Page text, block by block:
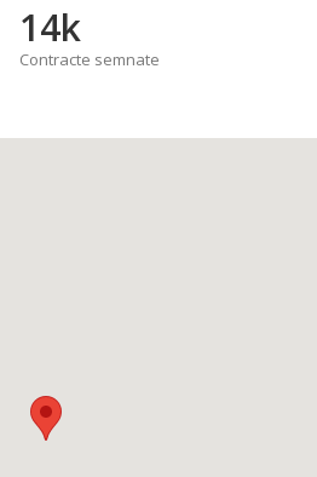
14k
Contracte semnate